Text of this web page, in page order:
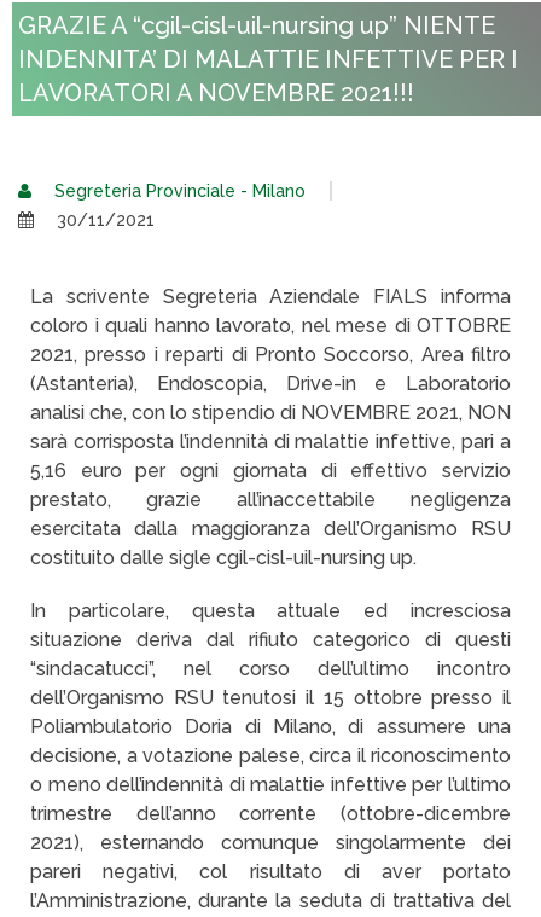
GRAZIE A “cgil-cisl-uil-nursing up” NIENTE
INDENNITA’ DI MALATTIE INFETTIVE PER I
LAVORATORI A NOVEMBRE 2021!!!
Segreteria Provinciale - Milano
30/11/2021
La scrivente Segreteria Aziendale FIALS informa
coloro i quali hanno lavorato, nel mese di OTTOBRE
2021, presso i reparti di Pronto Soccorso, Area filtro
(Astanteria), Endoscopia, Drive-in e Laboratorio
analisi che, con lo stipendio di NOVEMBRE 2021, NON
sarà corrisposta l’indennità di malattie infettive, pari a
5,16 euro per ogni giornata di effettivo servizio
prestato, grazie all’inaccettabile negligenza
esercitata dalla maggioranza dell’Organismo RSU
costituito dalle sigle cgil-cisl-uil-nursing up.
In particolare, questa attuale ed incresciosa
situazione deriva dal rifiuto categorico di questi
“sindacatucci”, nel corso dell’ultimo incontro
dell’Organismo RSU tenutosi il 15 ottobre presso il
Poliambulatorio Doria di Milano, di assumere una
decisione, a votazione palese, circa il riconoscimento
o meno dell’indennità di malattie infettive per l’ultimo
trimestre dell’anno corrente (ottobre-dicembre
2021), esternando comunque singolarmente dei
pareri negativi, col risultato di aver portato
l’Amministrazione, durante la seduta di trattativa del